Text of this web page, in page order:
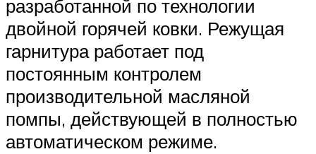
разработанной по технологии
двойной горячей ковки. Режущая
гарнитура работает под
постоянным контролем
производительной масляной
помпы, действующей в полностью
автоматическом режиме.